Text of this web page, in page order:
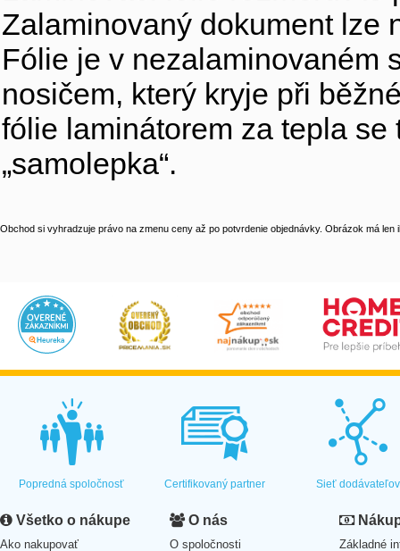
Zalaminovaný dokument lze
Fólie je v nezalaminovaném
nosičem, který kryje při
fólie laminátorem za tepla
„samolepka“.
Obchod si vyhradzuje právo na zmenu ceny až po potvrdenie objednávky. Obrázok má len
Popredná spoločnosť Certifikovaný partner Sieť dodávateľov
Všetko o nákupe
Ako nakupovať
O nás
O spoločnosti
Základné